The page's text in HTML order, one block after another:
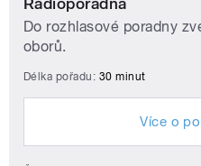
Do rozhlasové poradny
oborů.
Délka pořadu: 30 minut
Více o